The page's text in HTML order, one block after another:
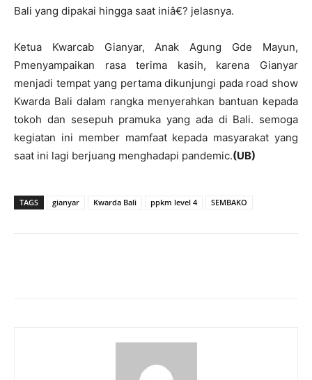
Bali yang dipakai hingga saat iniâ€? jelasnya.
Ketua Kwarcab Gianyar, Anak Agung Gde Mayun,
Pmenyampaikan rasa terima kasih, karena Gianyar
menjadi tempat yang pertama dikunjungi pada road show
Kwarda Bali dalam rangka menyerahkan bantuan kepada
tokoh dan sesepuh pramuka yang ada di Bali. semoga
kegiatan ini member mamfaat kepada masyarakat yang
saat ini lagi berjuang menghadapi pandemic.(UB)
TAGS gianyar Kwarda Bali ppkm level 4 SEMBAKO